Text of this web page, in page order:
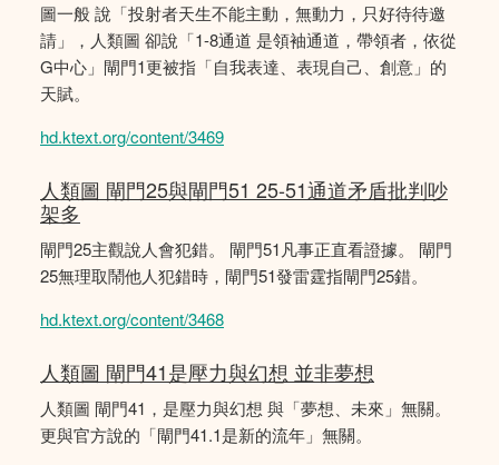
圖一般 說「投射者天生不能主動，無動力，只好待待邀
請」，人類圖 卻說「1-8通道 是領袖通道，帶領者，依從
G中心」閘門1更被指「自我表達、表現自己、創意」的
天賦。
hd.ktext.org/content/3469
人類圖 閘門25與閘門51 25-51通道矛盾批判吵
架多
閘門25主觀說人會犯錯。 閘門51凡事正直看證據。 閘門
25無理取鬧他人犯錯時，閘門51發雷霆指閘門25錯。
hd.ktext.org/content/3468
人類圖 閘門41是壓力與幻想 並非夢想
人類圖 閘門41，是壓力與幻想 與「夢想、未來」無關。
更與官方說的「閘門41.1是新的流年」無關。